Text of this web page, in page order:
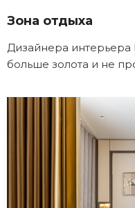
Зона отдыха
Дизайнера
больше золота и не